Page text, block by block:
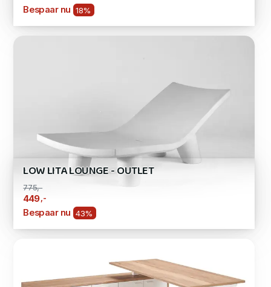
Bespaar nu 18%
LOW LITA LOUNGE - OUTLET
775,-
449,-
Bespaar nu 43%